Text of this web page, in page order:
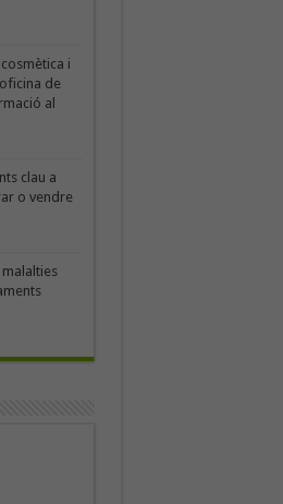
i
de
al
clau a
o vendre